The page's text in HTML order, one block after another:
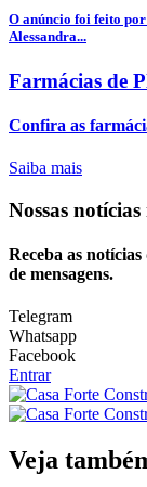
O anúncio foi feito
Alessandra...
Farmácias de
Confira as
Saiba mais
Nossas notícias
Receba as
de mensagens.
Telegram
Whatsapp
Facebook
Entrar
Veja